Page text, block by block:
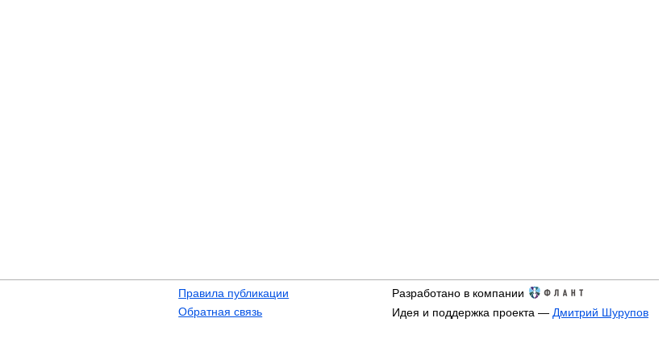
Правила публикации
Обратная связь
Разработано в компании
Идея и поддержка проекта — Дмитрий Шурупов